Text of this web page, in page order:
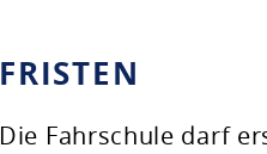
FRISTEN
Die Fahrschule darf